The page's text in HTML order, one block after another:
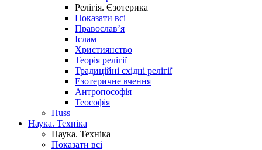
Релігія. Єзотерика
Показати всі
Православ’я
Іслам
Християнство
Теорія релігії
Традиційні східні релігії
Езотеричне вчення
Антропософія
Теософія
Huss
Наука. Техніка
Наука. Техніка
Показати всі